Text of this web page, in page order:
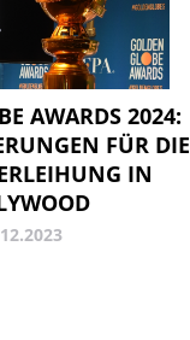
AWARDS 2024:
FÜR DIE
IN